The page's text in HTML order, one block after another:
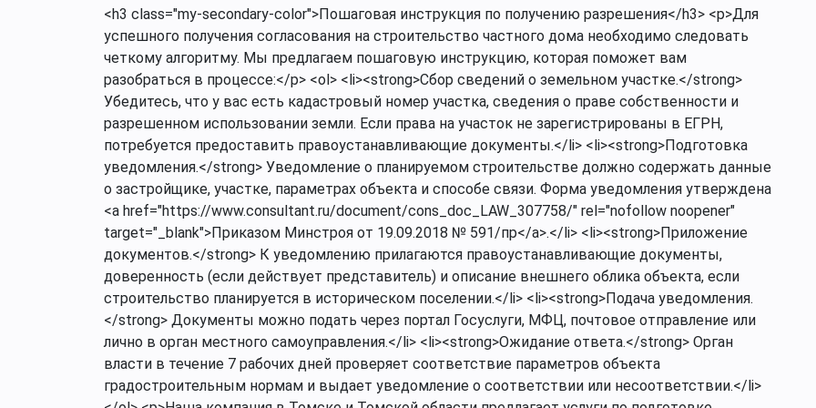
<h3 class="my-secondary-color">Пошаговая инструкция по получению разрешения</h3> <p>Для
успешного получения согласования на строительство частного дома необходимо следовать
четкому алгоритму. Мы предлагаем пошаговую инструкцию, которая поможет вам
разобраться в процессе:</p> <ol> <li><strong>Сбор сведений о земельном участке.</strong>
Убедитесь, что у вас есть кадастровый номер участка, сведения о праве собственности и
разрешенном использовании земли. Если права на участок не зарегистрированы в ЕГРН,
потребуется предоставить правоустанавливающие документы.</li> <li><strong>Подготовка
уведомления.</strong> Уведомление о планируемом строительстве должно содержать данные
о застройщике, участке, параметрах объекта и способе связи. Форма уведомления утверждена
<a href="https://www.consultant.ru/document/cons_doc_LAW_307758/" rel="nofollow noopener"
target="_blank">Приказом Минстроя от 19.09.2018 № 591/пр</a>.</li> <li><strong>Приложение
документов.</strong> К уведомлению прилагаются правоустанавливающие документы,
доверенность (если действует представитель) и описание внешнего облика объекта, если
строительство планируется в историческом поселении.</li> <li><strong>Подача уведомления.
</strong> Документы можно подать через портал Госуслуги, МФЦ, почтовое отправление или
лично в орган местного самоуправления.</li> <li><strong>Ожидание ответа.</strong> Орган
власти в течение 7 рабочих дней проверяет соответствие параметров объекта
градостроительным нормам и выдает уведомление о соответствии или несоответствии.</li>